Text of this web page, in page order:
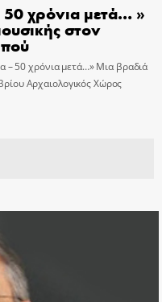
χρόνια μετά… »
στον
– 50 χρόνια μετά…» Μια βραδιά
Αρχαιολογικός Χώρος